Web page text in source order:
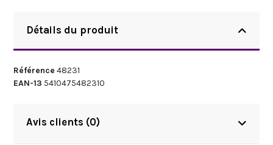
Détails du produit
Référence 48231
EAN-13 5410475482310
Avis clients (0)